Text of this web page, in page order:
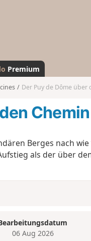
d
Premium
Der Puy de Dôme über
Berges nach
als der über
06 Aug 2026